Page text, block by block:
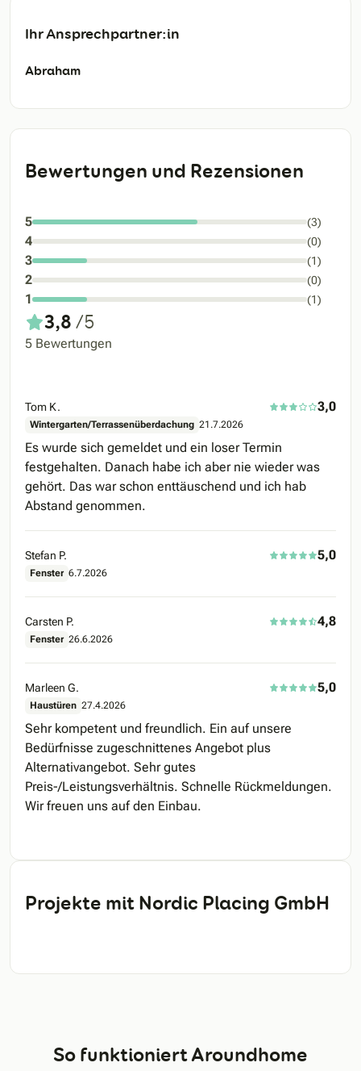
Bewertungen und Rezensionen
5 (3)
4 (0)
3 (1)
2 (0)
1 (1)
3,8 /5
5 Bewertungen
Tom K. 3,0
Wintergarten/Terrassenüberdachung 21.7.2026
Es wurde sich gemeldet und ein loser Termin
festgehalten. Danach habe ich aber nie wieder was
gehört. Das war schon enttäuschend und ich hab
Abstand genommen.
Stefan P. 5,0
Fenster 6.7.2026
Carsten P. 4,8
Fenster 26.6.2026
Marleen G. 5,0
Haustüren 27.4.2026
Sehr kompetent und freundlich. Ein auf unsere
Bedürfnisse zugeschnittenes Angebot plus
Alternativangebot. Sehr gutes
Preis-/Leistungsverhältnis. Schnelle Rückmeldungen.
Wir freuen uns auf den Einbau.
Projekte mit Nordic Placing GmbH
Ihr Ansprechpartner:in
Abraham
So funktioniert Aroundhome